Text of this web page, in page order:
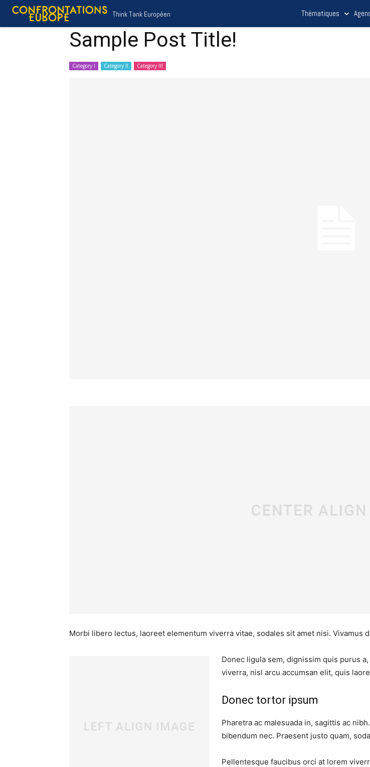
Think Tank Européen Thématiques
Sample Post Title!
Category I Category II Category III
Morbi libero lectus, laoreet elementum viverra vitae, sodales sit amet nisi. Vivamus
Donec ligula sem, dignissim quis purus
viverra, nisl arcu accumsan elit, quis
Donec tortor ipsum
Pharetra ac malesuada in, sagittis ac
bibendum nec. Praesent justo quam,
Pellentesque faucibus orci at lorem